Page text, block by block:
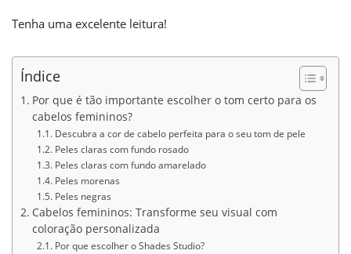
Tenha uma excelente leitura!
Índice
Por que é tão importante escolher o tom certo para os
cabelos femininos?
Descubra a cor de cabelo perfeita para o seu tom de pele
Peles claras com fundo rosado
Peles claras com fundo amarelado
Peles morenas
Peles negras
Cabelos femininos: Transforme seu visual com
coloração personalizada
Por que escolher o Shades Studio?